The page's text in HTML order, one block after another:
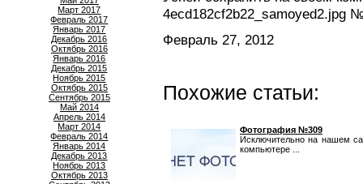
Март 2017
Февраль 2017
Январь 2017
Декабрь 2016
Октябрь 2016
Январь 2016
Декабрь 2015
Ноябрь 2015
Октябрь 2015
Сентябрь 2015
Май 2014
Апрель 2014
Март 2014
Февраль 2014
Январь 2014
Декабрь 2013
Ноябрь 2013
Октябрь 2013
4ecd182cf2b22_samoyed2.jpg
Февраль 27, 2012
Похожие статьи:
Фотография №309
Исключительно на нашем
компьютере ...